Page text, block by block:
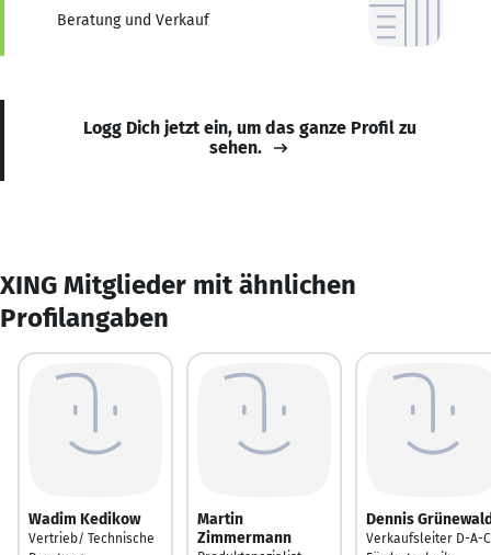
Beratung und Verkauf
Logg Dich jetzt ein, um das ganze Profil zu
sehen.
XING Mitglieder mit ähnlichen
Profilangaben
Wadim Kedikow
Vertrieb/ Technische
Martin
Zimmermann
Dennis
Verkaufsleiter D-A-